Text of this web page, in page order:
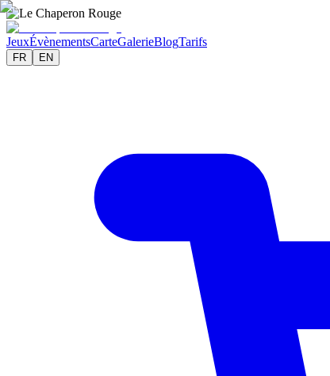
JeuxÉvènementsCarteGalerieBlogTarifs
FR EN